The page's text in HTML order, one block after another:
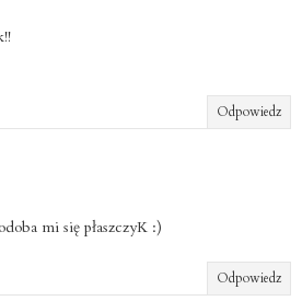
Odpowiedz
mi się płaszczyK :)
Odpowiedz